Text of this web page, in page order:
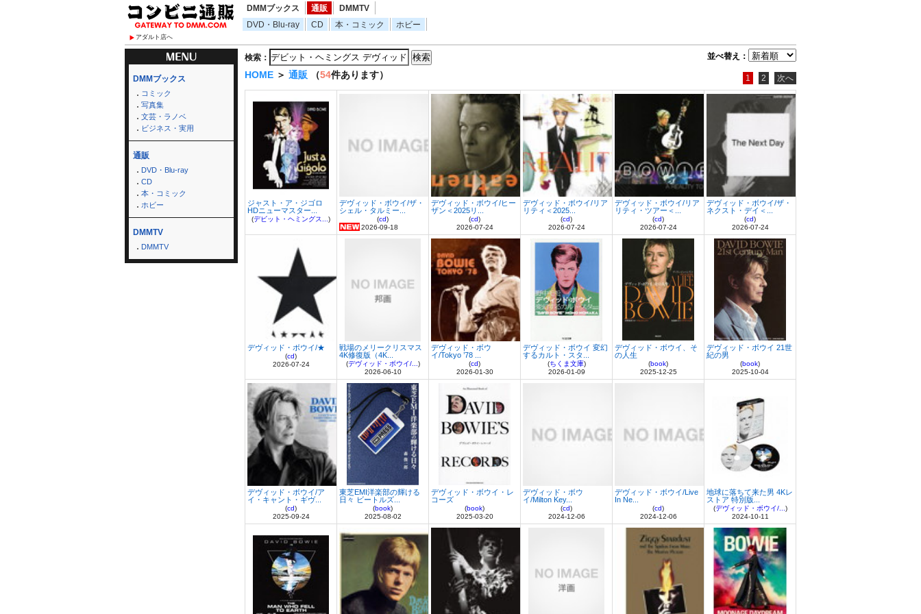
アダルト店へ
DMMブックス 通販
DMMTV
DVD・Blu-ray
CD 本・コミック ホビー
並べ替え：
検索：
HOME ＞ 通販 （54件あります） 1 2 次へ
ジャスト・ア・ジゴロ
HDニューマスター...
(デビット・ヘミングス...)
デヴィッド・ボウイ/ザ・
シェル・タルミー...
(cd)
2026-09-18
デヴィッド・ボウイ/ヒー
ザン＜2025リ...
(cd)
2026-07-24
デヴィッド・ボウイ/リア
リティ＜2025...
(cd)
2026-07-24
デヴィッド・ボウイ/リア
リティ・ツアー＜...
(cd)
2026-07-24
デヴィッド・ボウイ/ザ・
ネクスト・デイ＜...
(cd)
2026-07-24
デヴィッド・ボウイ/★
(cd)
2026-07-24
戦場のメリークリスマス
4K修復版（4K...
(デヴィッド・ボウイ/...)
2026-06-10
デヴィッド・ボウ
イ/Tokyo ’78 ...
(cd)
2026-01-30
デヴィッド・ボウイ 変幻
するカルト・スタ...
(ちくま文庫)
2026-01-09
デヴィッド・ボウイ、そ
の人生
(book)
2025-12-25
デヴィッド・ボウイ 21世
紀の男
(book)
2025-10-04
デヴィッド・ボウイ/ア
イ・キャント・ギヴ...
(cd)
2025-09-24
東芝EMI洋楽部の輝ける
日々 ビートルズ...
(book)
2025-08-02
デヴィッド・ボウイ・レ
コーズ
(book)
2025-03-20
デヴィッド・ボウ
イ/Milton Key...
(cd)
2024-12-06
デヴィッド・ボウイ/Live
In Ne...
(cd)
2024-12-06
地球に落ちて来た男 4Kレ
ストア 特別版...
(デヴィッド・ボウイ/...)
2024-10-11
DMMブックス
コミック
写真集
文芸・ラノベ
ビジネス・実用
通販
DVD・Blu-ray
CD
本・コミック
ホビー
DMMTV
DMMTV